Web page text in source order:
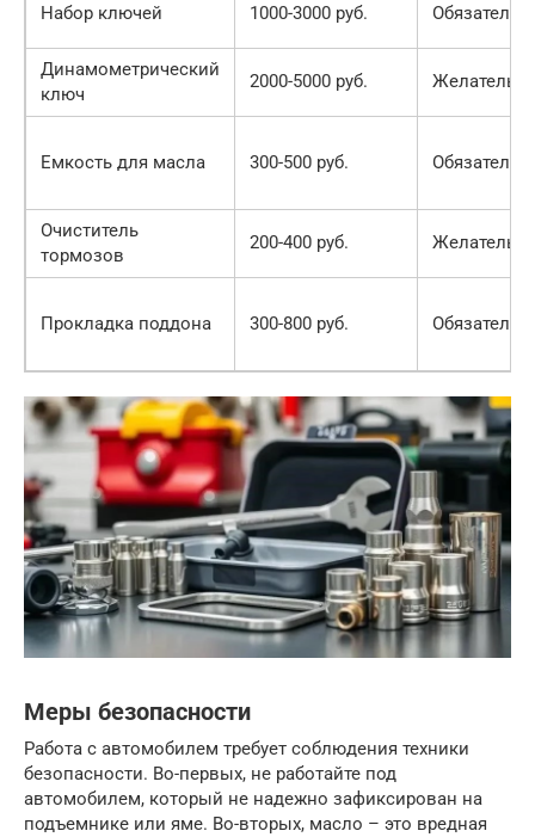
Набор ключей 1000-3000 руб.
Динамометрический
ключ
2000-5000 руб.
Емкость для масла 300-500 руб.
Очиститель
тормозов
200-400 руб.
Прокладка поддона 300-800 руб.
Меры безопасности
Работа с автомобилем требует соблюдения техники
безопасности. Во-первых, не работайте под
автомобилем, который не надежно зафиксирован на
подъемнике или яме. Во-вторых, масло – это вредная